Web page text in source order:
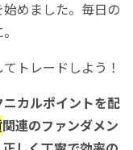
めました。毎日の
トレードしよう！
カルポイントを配
関連のファンダメン